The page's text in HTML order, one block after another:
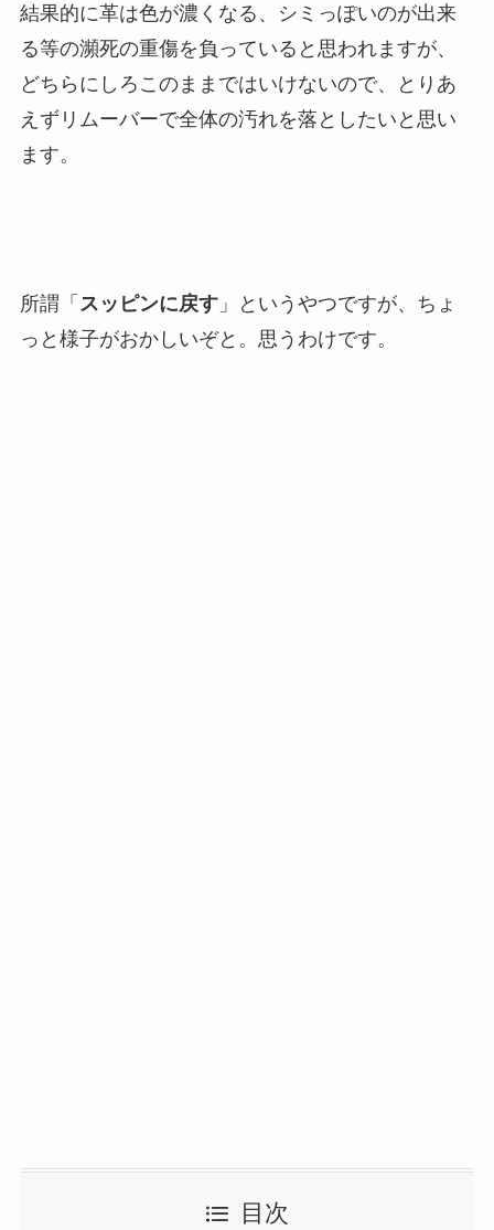
結果的に革は色が濃くなる、シミっぽいのが出来
る等の瀕死の重傷を負っていると思われますが、
どちらにしろこのままではいけないので、とりあ
えずリムーバーで全体の汚れを落としたいと思い
ます。
所謂「 スッピンに戻す」というやつですが、ちょ
っと様子がおかしいぞと。思うわけです。
目次